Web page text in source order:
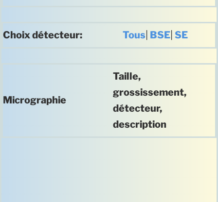
Choix détecteur: Tous BSE SE
Micrographie
Taille,
grossissement,
détecteur,
description